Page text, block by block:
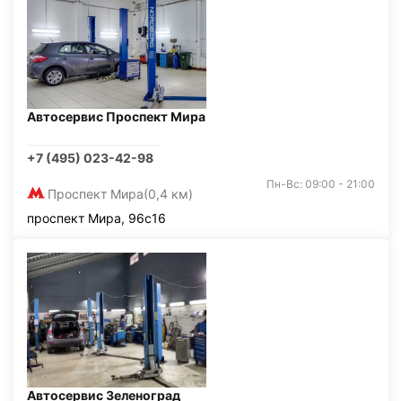
Автосервис Проспект Мира
+7 (495) 023-42-98
Проспект Мира(0,4 км)
Пн-Вс: 09:00 - 21:00
проспект Мира, 96с16
Автосервис Зеленоград